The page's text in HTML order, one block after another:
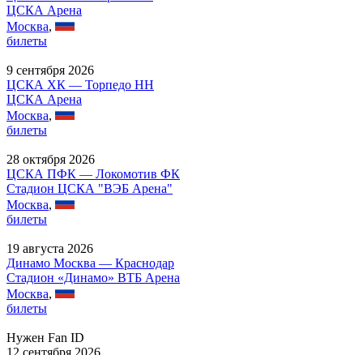
ЦСКА Арена
Москва,
билеты
9 сентября 2026
ЦСКА ХК — Торпедо НН
ЦСКА Арена
Москва,
билеты
28 октября 2026
ЦСКА ПФК — Локомотив ФК
Стадион ЦСКА "ВЭБ Арена"
Москва,
билеты
19 августа 2026
Динамо Москва — Краснодар
Стадион «Динамо» ВТБ Арена
Москва,
билеты
Нужен Fan ID
12 сентября 2026